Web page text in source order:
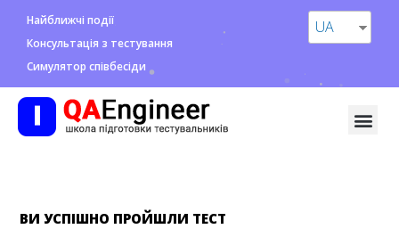
Найближчі події
Консультація з тестування
Симулятор співбесіди
UA
ВИ УСПІШНО ПРОЙШЛИ ТЕСТ